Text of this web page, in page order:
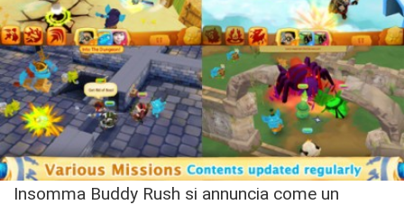
Insomma Buddy Rush si annuncia come un